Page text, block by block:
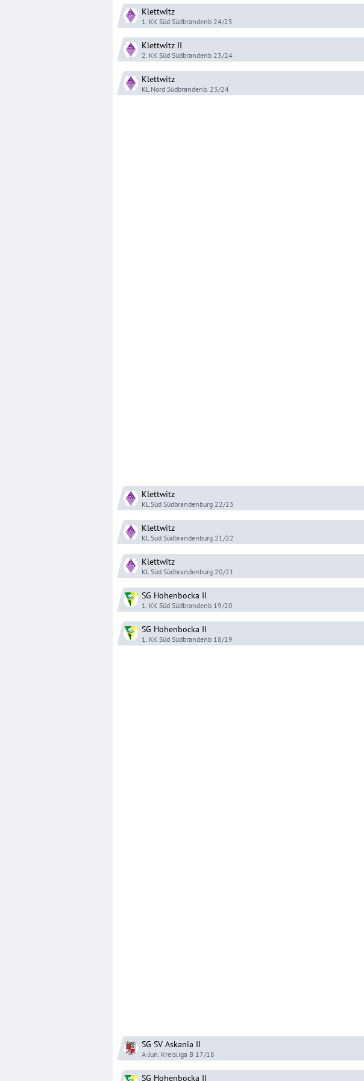
Klettwitz
1. KK Süd Südbrandenb 24/25
Klettwitz II
2. KK Süd Südbrandenb 23/24
Klettwitz
KL Nord Südbrandenb. 23/24
Klettwitz
KL Süd Südbrandenburg 22/23
Klettwitz
KL Süd Südbrandenburg 21/22
Klettwitz
KL Süd Südbrandenburg 20/21
SG Hohenbocka II
1. KK Süd Südbrandenb 19/20
SG Hohenbocka II
1. KK Süd Südbrandenb 18/19
SG SV Askania II
A-Jun. Kreisliga B 17/18
SG Hohenbocka II